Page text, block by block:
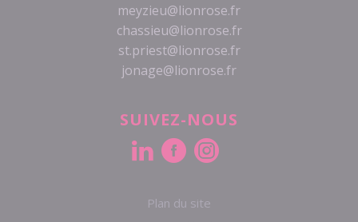
Plan du site
meyzieu@lionrose.fr
chassieu@lionrose.fr
st.priest@lionrose.fr
jonage@lionrose.fr
SUIVEZ-NOUS